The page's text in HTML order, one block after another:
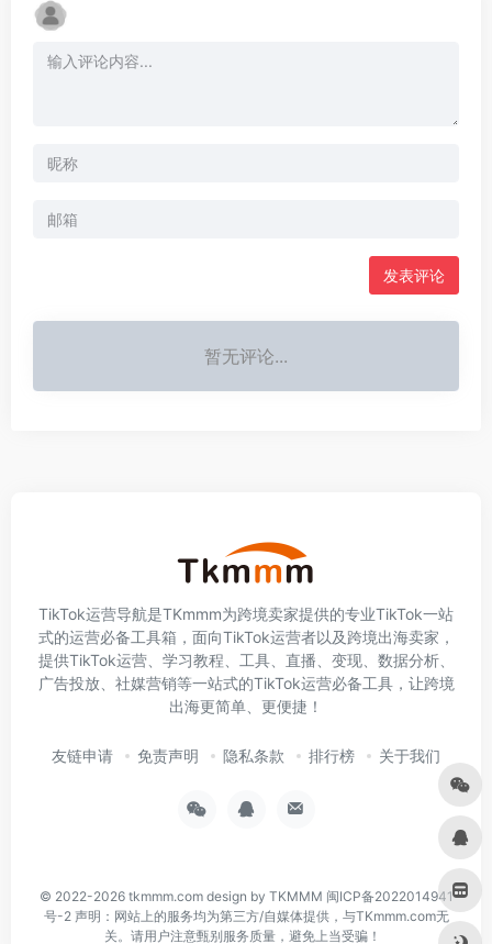
发表评论
暂无评论...
TikTok运营导航是TKmmm为跨境卖家提供的专业TikTok一站
式的运营必备工具箱，面向TikTok运营者以及跨境出海卖家，
提供TikTok运营、学习教程、工具、直播、变现、数据分析、
广告投放、社媒营销等一站式的TikTok运营必备工具，让跨境
出海更简单、更便捷！
友链申请 免责声明 隐私条款 排行榜 关于我们
© 2022-2026 tkmmm.comdesign by TKMMM 闽ICP备2022014941
号-2声明：网站上的服务均为第三方/自媒体提供，与TKmmm.com无
关。请用户注意甄别服务质量，避免上当受骗！